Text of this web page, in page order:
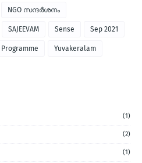
NGO സന്ദര്‍ശനം
SAJEEVAM Sense Sep 2021
Yuvakeralam
(1)
(2)
(1)